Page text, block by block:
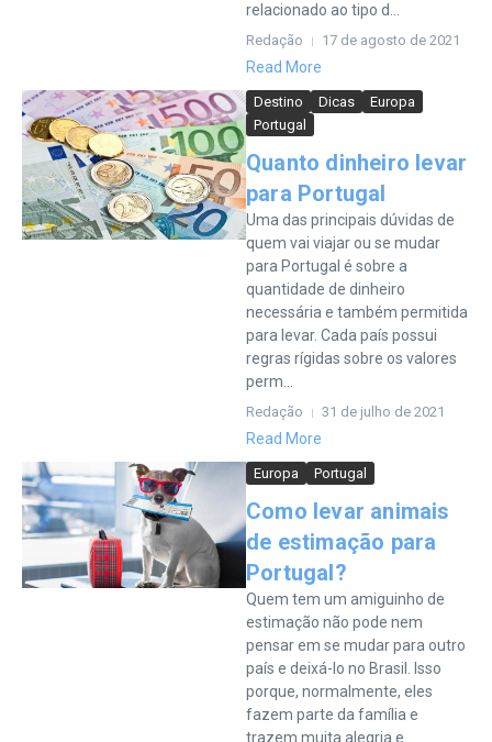
relacionado ao tipo d...
Redação 17 de agosto de 2021
Read More
Destino Dicas
Europa
Portugal
Quanto dinheiro levar
para Portugal
Uma das principais dúvidas de
quem vai viajar ou se mudar
para Portugal é sobre a
quantidade de dinheiro
necessária e também permitida
para levar. Cada país possui
regras rígidas sobre os valores
perm...
Redação 31 de julho de 2021
Read More
Europa Portugal
Como levar animais
de estimação para
Portugal?
Quem tem um amiguinho de
estimação não pode nem
pensar em se mudar para outro
país e deixá-lo no Brasil. Isso
porque, normalmente, eles
fazem parte da família e
trazem muita alegria e